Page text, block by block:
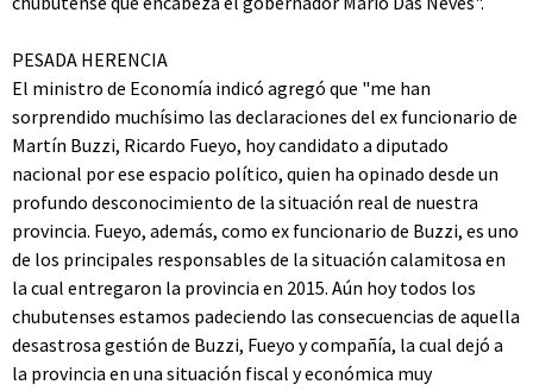
PESADA HERENCIA
El ministro de Economía indicó agregó que "me han
sorprendido muchísimo las declaraciones del ex funcionario de
Martín Buzzi, Ricardo Fueyo, hoy candidato a diputado
nacional por ese espacio político, quien ha opinado desde un
profundo desconocimiento de la situación real de nuestra
provincia. Fueyo, además, como ex funcionario de Buzzi, es uno
de los principales responsables de la situación calamitosa en
la cual entregaron la provincia en 2015. Aún hoy todos los
chubutenses estamos padeciendo las consecuencias de aquella
desastrosa gestión de Buzzi, Fueyo y compañía, la cual dejó a
la provincia en una situación fiscal y económica muy